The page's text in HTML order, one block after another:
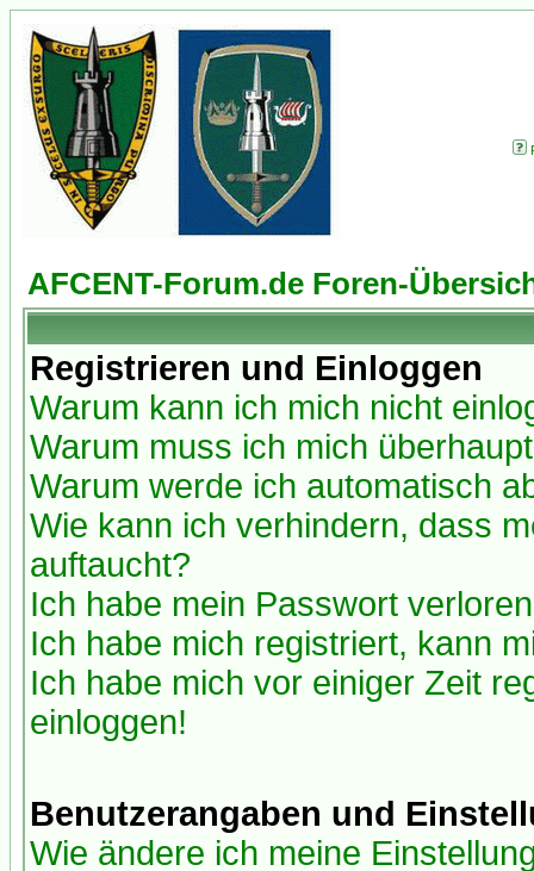
AFCENT-Forum.de Foren-
Registrieren und Einloggen
Warum kann ich mich nicht
Warum muss ich mich
Warum werde ich automatisch
Wie kann ich verhindern, dass
auftaucht?
Ich habe mein Passwort
Ich habe mich registriert, kann
Ich habe mich vor einiger Zeit
einloggen!
Benutzerangaben und
Wie ändere ich meine